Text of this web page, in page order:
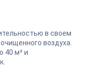
в своем
воздуха.
40 м² и